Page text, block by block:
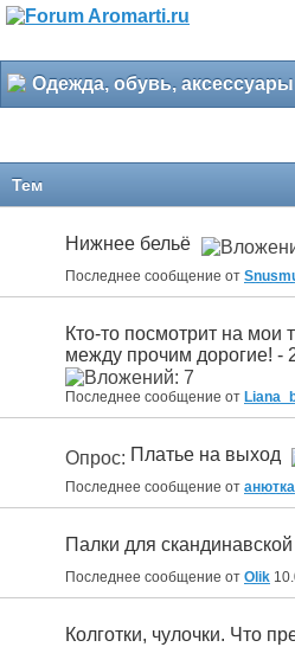
Одежда, обувь, аксессуары
Тем
Нижнее бельё
Последнее сообщение от
Кто-то посмотрит на мои
между прочим дорогие! -
Последнее сообщение от
Опрос: Платье на выход
Последнее сообщение от анютка
Палки для
Последнее сообщение от Olik
Колготки, чулочки. Что